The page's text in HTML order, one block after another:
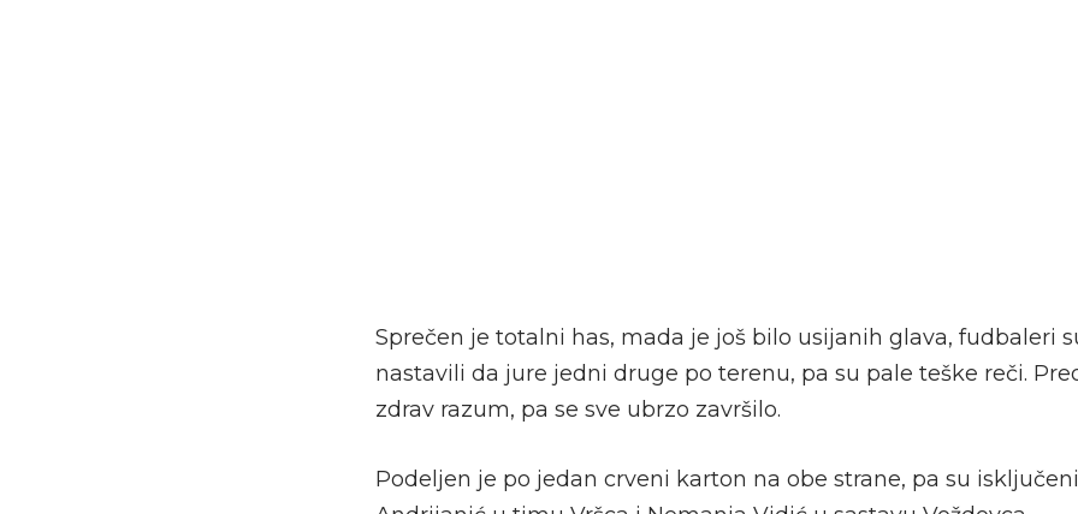
Sprečen je totalni has, mada je još bilo usijanih glava, fudbaleri
nastavili da jure jedni druge po terenu, pa su pale teške reči.
zdrav razum, pa se sve ubrzo završilo.
Podeljen je po jedan crveni karton na obe strane, pa su